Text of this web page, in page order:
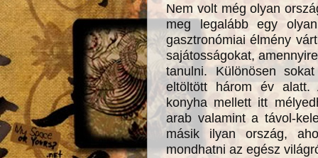
Nem volt még olyan
meg legalább egy
gasztronómiai élmény
sajátosságokat,
tanulni. Különösen
eltöltött három év alatt.
konyha mellett itt
arab valamint a távol-
másik ilyan ország,
mondhatni az egész